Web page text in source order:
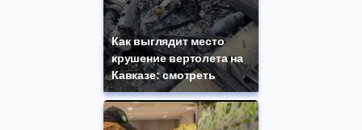
Как выглядит место
крушение вертолета на
Кавказе: смотреть